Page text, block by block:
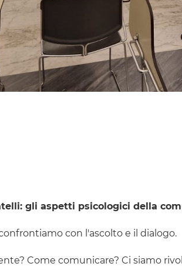
gli aspetti psicologici della
con l'ascolto e il dialogo.
Come comunicare? Ci siamo